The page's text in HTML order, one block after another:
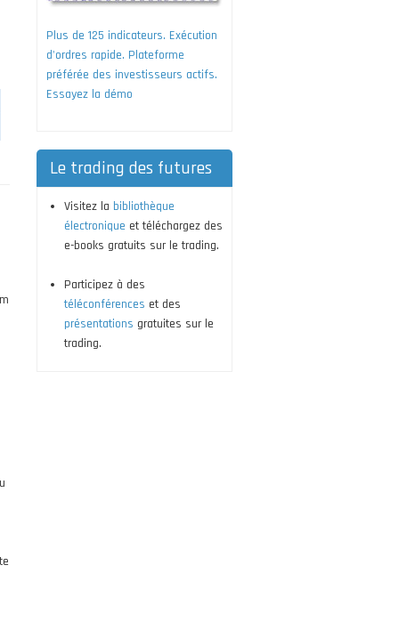
Plus de 125 indicateurs. Exécution
d'ordres rapide. Plateforme
préférée des investisseurs actifs.
Essayez la démo
Le trading des futures
Visitez la bibliothèque
électronique et téléchargez des
e-books gratuits sur le trading.
Participez à des
téléconférences et des
présentations gratuites sur le
trading.